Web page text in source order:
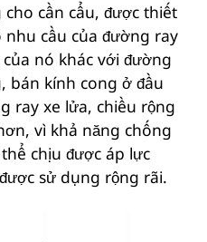
cần cẩu, được thiết
cầu của đường ray
nó khác với đường
bán kính cong ở đầu
ray xe lửa, chiều rộng
vì khả năng chống
chịu được áp lực
sử dụng rộng rãi.